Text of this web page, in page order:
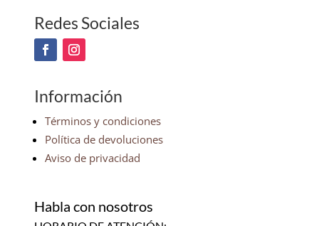
Redes Sociales
Información
Términos y condiciones
Política de devoluciones
Aviso de privacidad
Habla con nosotros